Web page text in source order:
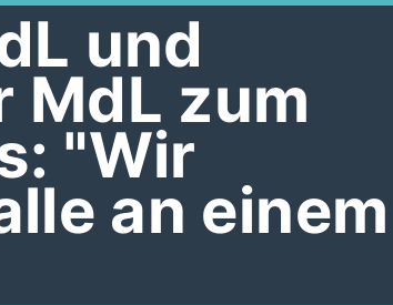
und
MdL zum
"Wir
an einem